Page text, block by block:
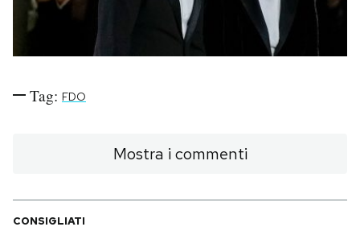
PODCAST
CALENDARIO
Tag: FDO
Mostra i commenti
CONSIGLIATI